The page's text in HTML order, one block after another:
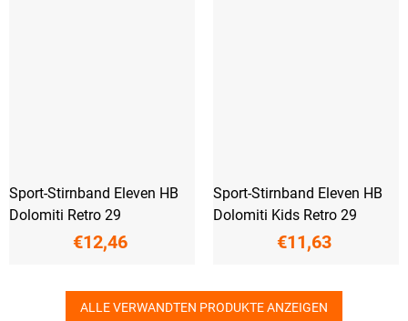
Sport-Stirnband Eleven HB
Dolomiti Retro 29
€12,46
Sport-Stirnband Eleven HB
Dolomiti Kids Retro 29
€11,63
ALLE VERWANDTEN PRODUKTE ANZEIGEN